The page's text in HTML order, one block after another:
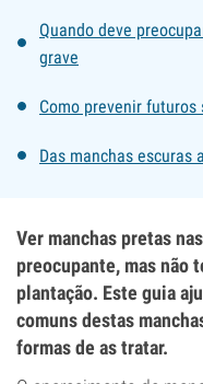
Quando deve
grave
Como prevenir futuros
Das manchas escuras
Ver manchas pretas
preocupante, mas não
plantação. Este guia
comuns destas
formas de as tratar.